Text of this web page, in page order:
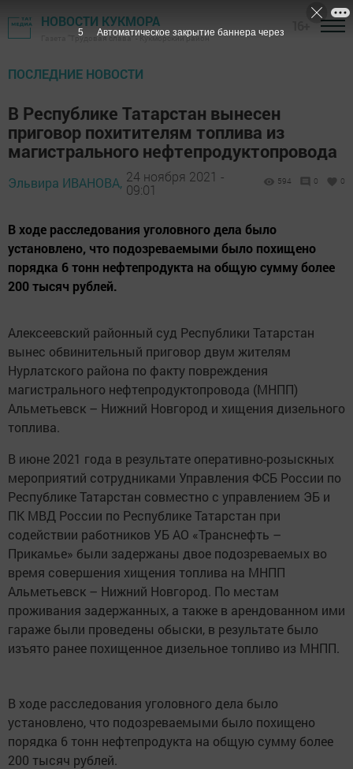
НОВОСТИ КУКМОРА
Газета "Трудовая слава" - Кукморский район
ПОСЛЕДНИЕ НОВОСТИ
В Республике Татарстан вынесен
приговор похитителям топлива из
магистрального нефтепродуктопровода
Эльвира ИВАНОВА, 24 ноября 2021 -
09:01
594 0 0
В ходе расследования уголовного дела было
установлено, что подозреваемыми было похищено
порядка 6 тонн нефтепродукта на общую сумму более
200 тысяч рублей.
Алексеевский районный суд Республики Татарстан
вынес обвинительный приговор двум жителям
Нурлатского района по факту повреждения
магистрального нефтепродуктопровода (МНПП)
Альметьевск – Нижний Новгород и хищения дизельного
топлива.
В июне 2021 года в результате оперативно-розыскных
мероприятий сотрудниками Управления ФСБ России по
Республике Татарстан совместно с управлением ЭБ и
ПК МВД России по Республике Татарстан при
содействии работников УБ АО «Транснефть –
Прикамье» были задержаны двое подозреваемых во
время совершения хищения топлива на МНПП
Альметьевск – Нижний Новгород. По местам
проживания задержанных, а также в арендованном ими
гараже были проведены обыски, в результате было
изъято ранее похищенное дизельное топливо из МНПП.
В ходе расследования уголовного дела было
установлено, что подозреваемыми было похищено
порядка 6 тонн нефтепродукта на общую сумму более
200 тысяч рублей.
4 Автоматическое закрытие баннера через